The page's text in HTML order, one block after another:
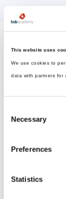
This website uses
We use cookies to
data with partners for
Selection
Necessary
Preferences
Statistics